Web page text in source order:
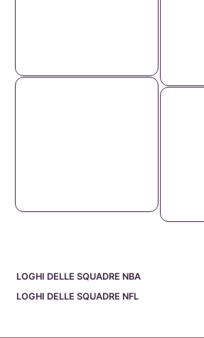
LOGHI DELLE SQUADRE NBA
LOGHI DELLE SQUADRE NFL